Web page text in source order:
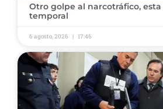
​Otro golpe al narcotráfico,
temporal ​
6 agosto, 2026 17:46